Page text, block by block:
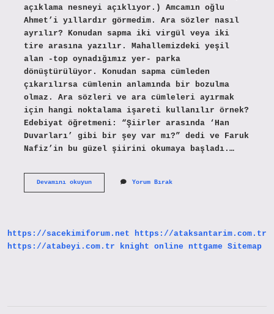
açıklama nesneyi açıklıyor.) Amcamın oğlu
Ahmet’i yıllardır görmedim. Ara sözler nasıl
ayrılır? Konudan sapma iki virgül veya iki
tire arasına yazılır. Mahallemizdeki yeşil
alan -top oynadığımız yer- parka
dönüştürülüyor. Konudan sapma cümleden
çıkarılırsa cümlenin anlamında bir bozulma
olmaz. Ara sözleri ve ara cümleleri ayırmak
için hangi noktalama işareti kullanılır örnek?
Edebiyat öğretmeni: “Şiirler arasında ‘Han
Duvarları’ gibi bir şey var mı?” dedi ve Faruk
Nafiz’in bu güzel şiirini okumaya başladı.…
Devamını okuyunAra
Yorum Bırak
https://sacekimiforum.net
https://ataksantarim.com.tr
https://atabeyi.com.tr
knight online nttgame Sitemap